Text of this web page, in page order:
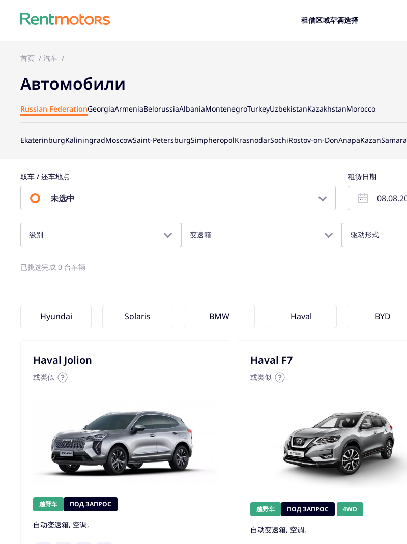
租借区域车辆选择
首页 汽车
Автомобили
Russian FederationGeorgiaArmeniaBelorussiaAlbaniaMontenegroTurkeyUzbekistanKazakhstanMorocco
EkaterinburgKaliningradMoscowSaint-PetersburgSimpheropolKrasnodarSochiRostov-on-DonAnapaKazanSamara
取车 / 还车地点
未选中
租赁日期
级别 变速箱 驱动形式
已挑选完成 0 台车辆
Hyundai Solaris BMW Haval BYD
Haval Jolion
或类似
越野车 ПОД ЗАПРОС
自动变速箱, 空调,
Haval F7
或类似
越野车 ПОД ЗАПРОС 4WD
自动变速箱, 空调,